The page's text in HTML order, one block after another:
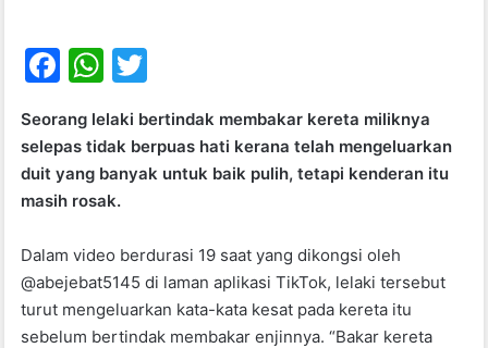
F
c
e
b
o
k
W
at
s
A
p
p
itt
er
Seorang lelaki bertindak membakar kereta miliknya
selepas tidak berpuas hati kerana telah mengeluarkan
duit yang banyak untuk baik pulih, tetapi kenderan itu
masih rosak.
Dalam video berdurasi 19 saat yang dikongsi oleh
@abejebat5145 di laman aplikasi TikTok, lelaki tersebut
turut mengeluarkan kata-kata kesat pada kereta itu
sebelum bertindak membakar enjinnya. “Bakar kereta